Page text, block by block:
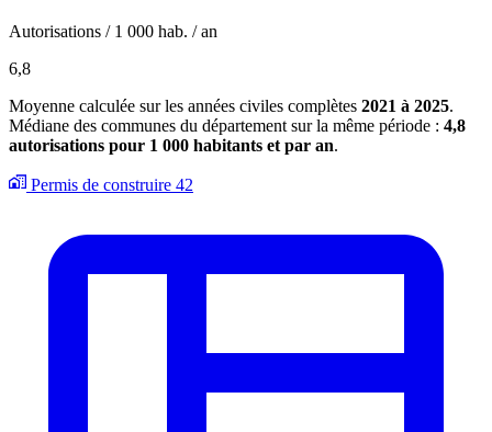
Autorisations / 1 000 hab. / an
6,8
Moyenne calculée sur les années civiles complètes 2021 à 2025.
Médiane des communes du département sur la même période : 4,8
autorisations pour 1 000 habitants et par an.
Permis de construire 42